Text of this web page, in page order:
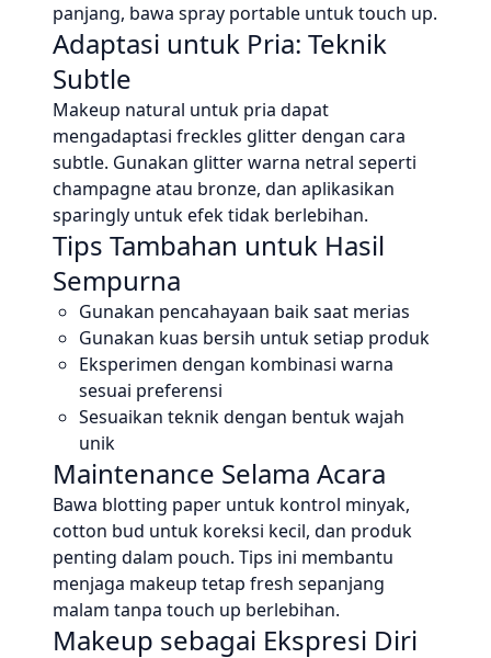
panjang, bawa spray portable untuk touch up.
Adaptasi untuk Pria: Teknik
Subtle
Makeup natural untuk pria dapat
mengadaptasi freckles glitter dengan cara
subtle. Gunakan glitter warna netral seperti
champagne atau bronze, dan aplikasikan
sparingly untuk efek tidak berlebihan.
Tips Tambahan untuk Hasil
Sempurna
Gunakan pencahayaan baik saat merias
Gunakan kuas bersih untuk setiap produk
Eksperimen dengan kombinasi warna
sesuai preferensi
Sesuaikan teknik dengan bentuk wajah
unik
Maintenance Selama Acara
Bawa blotting paper untuk kontrol minyak,
cotton bud untuk koreksi kecil, dan produk
penting dalam pouch. Tips ini membantu
menjaga makeup tetap fresh sepanjang
malam tanpa touch up berlebihan.
Makeup sebagai Ekspresi Diri